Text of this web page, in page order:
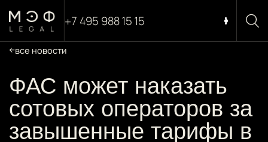
+7 495 988 15 15
все новости
ФАС может наказать
сотовых операторов за
завышенные тарифы в